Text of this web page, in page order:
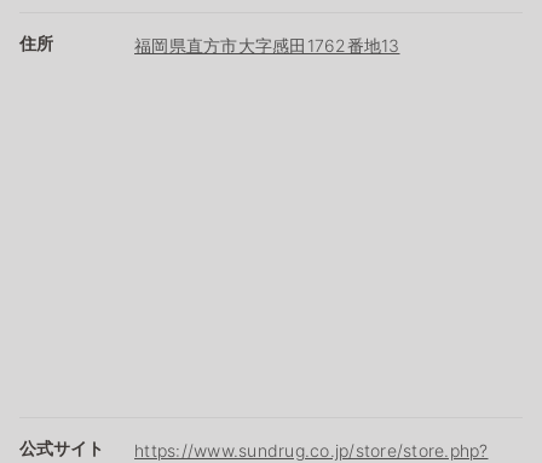
住所 福岡県直方市大字感田1762番地13
公式サイト
https://www.sundrug.co.jp/store/store.php?